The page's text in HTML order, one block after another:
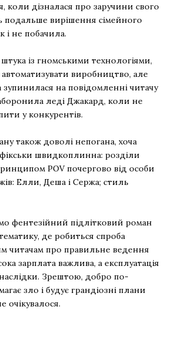
коли дізналася про заручини свого
подальше вирішення сімейного
і не побачила.
штука із гномськими технологіями,
виробництво, але
зупинилася на повідомленні читачу
леді Джакард, коли не
у конкурентів.
також доволі непогана, хоча
швидкоплинна: розділи
POV почергово від особи
Елли, Деша і Сержа; стиль
фентезійний підлітковий роман
де робиться спроба
читачам про правильне ведення
зарплата важлива, а експлуатація
Зрештою, добро по-
зло і будує грандіозні плани